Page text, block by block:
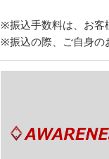
※振込手数料は、お客
※振込の際、ご自身の